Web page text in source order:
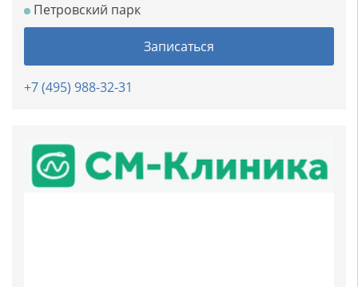
Петровский парк
Записаться
+7 (495) 988-32-31